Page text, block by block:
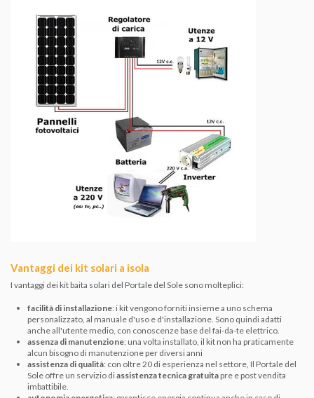
Vantaggi dei kit solari a isola
I vantaggi dei kit baita solari del Portale del Sole sono molteplici:
facilità di installazione: i kit vengono forniti insieme a uno schema
personalizzato, al manuale d'uso e d'installazione. Sono quindi adatti
anche all'utente medio, con conoscenze base del fai-da-te elettrico.
assenza di manutenzione: una volta installato, il kit non ha praticamente
alcun bisogno di manutenzione per diversi anni
assistenza di qualità: con oltre 20 di esperienza nel settore, Il Portale del
Sole offre un servizio diassistenza tecnica gratuita pre e post vendita
imbattibile.